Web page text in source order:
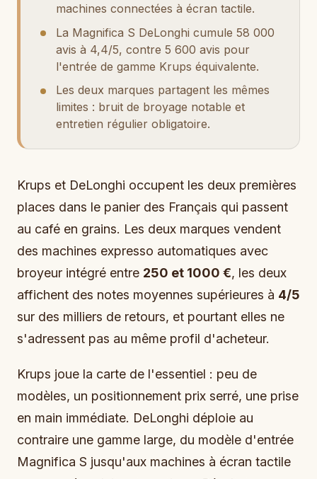
machines connectées à écran tactile.
La Magnifica S DeLonghi cumule 58 000
avis à 4,4/5, contre 5 600 avis pour
l'entrée de gamme Krups équivalente.
Les deux marques partagent les mêmes
limites : bruit de broyage notable et
entretien régulier obligatoire.
Krups et DeLonghi occupent les deux premières
places dans le panier des Français qui passent
au café en grains. Les deux marques vendent
des machines expresso automatiques avec
broyeur intégré entre 250 et 1000 €, les deux
affichent des notes moyennes supérieures à 4/5
sur des milliers de retours, et pourtant elles ne
s'adressent pas au même profil d'acheteur.
Krups joue la carte de l'essentiel : peu de
modèles, un positionnement prix serré, une prise
en main immédiate. DeLonghi déploie au
contraire une gamme large, du modèle d'entrée
Magnifica S jusqu'aux machines à écran tactile